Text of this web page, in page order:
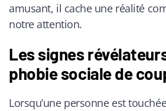
amusant, il cache une réalité
notre attention.
Les signes
phobie sociale de
Lorsqu’une personne est